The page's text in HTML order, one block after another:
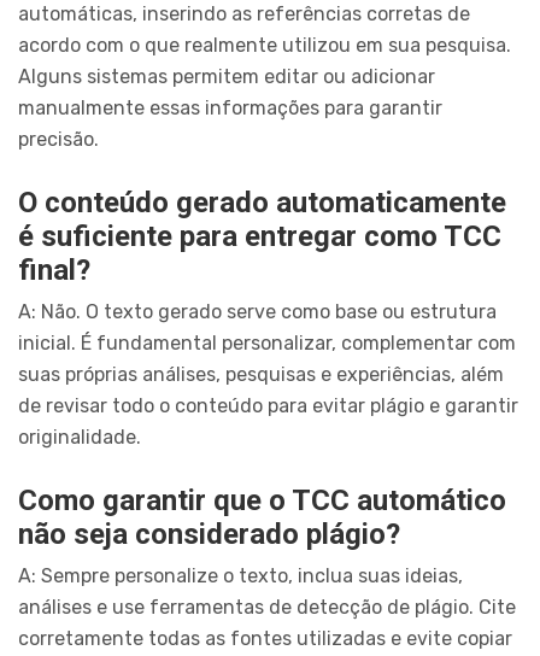
automáticas, inserindo as referências corretas de
acordo com o que realmente utilizou em sua pesquisa.
Alguns sistemas permitem editar ou adicionar
manualmente essas informações para garantir
precisão.
O conteúdo gerado automaticamente
é suficiente para entregar como TCC
final?
A: Não. O texto gerado serve como base ou estrutura
inicial. É fundamental personalizar, complementar com
suas próprias análises, pesquisas e experiências, além
de revisar todo o conteúdo para evitar plágio e garantir
originalidade.
Como garantir que o TCC automático
não seja considerado plágio?
A: Sempre personalize o texto, inclua suas ideias,
análises e use ferramentas de detecção de plágio. Cite
corretamente todas as fontes utilizadas e evite copiar